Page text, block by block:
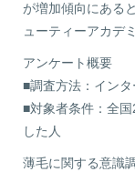
が増加傾向にある
ューティーアカ
アンケート概要
■調査方法：イン
■対象者条件：全
した人
薄毛に関する意識